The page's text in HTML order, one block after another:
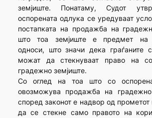
земјиште. Понатаму, Судот
оспорената одлука се уредуваат
постапката на продажба на
што тоа земјиште е предмет на
односи, што значи дека граѓаните
можат да стекнуваат право на
градежно земјиште.
Со оглед на тоа што со
овозможува продажба на
според законот е надвор од
да се стекне само правото на